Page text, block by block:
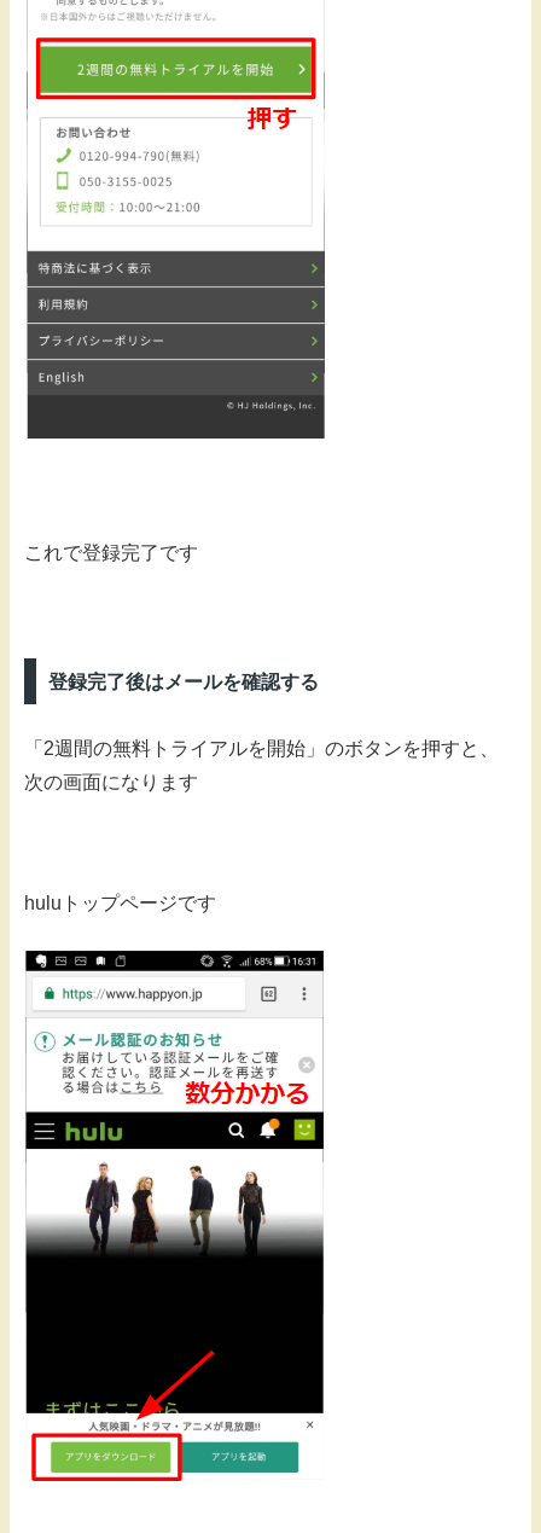
これで登録完了です
登録完了後はメールを確認する
「2週間の無料トライアルを開始」のボタンを押すと、
次の画面になります
huluトップページです